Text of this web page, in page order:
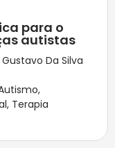
para o
autistas
Da Silva
,
, Terapia